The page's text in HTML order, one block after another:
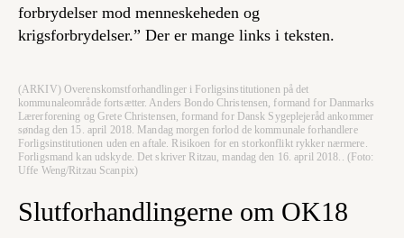
forbrydelser mod menneskeheden og
krigsforbrydelser.” Der er mange links i teksten.
(ARKIV) Overenskomstforhandlinger i Forligsinstitutionen på det
kommunaleområde fortsætter. Anders Bondo Christensen, formand for Danmarks
Lærerforening og Grete Christensen, formand for Dansk Sygeplejeråd ankommer
søndag den 15. april 2018. Mandag morgen forlod de kommunale forhandlere
Forligsinstitutionen uden en aftale. Risikoen for en storkonflikt rykker nærmere.
Forligsmand kan udskyde. Det skriver Ritzau, mandag den 16. april 2018.. (Foto:
Uffe Weng/Ritzau Scanpix)
Slutforhandlingerne om OK18